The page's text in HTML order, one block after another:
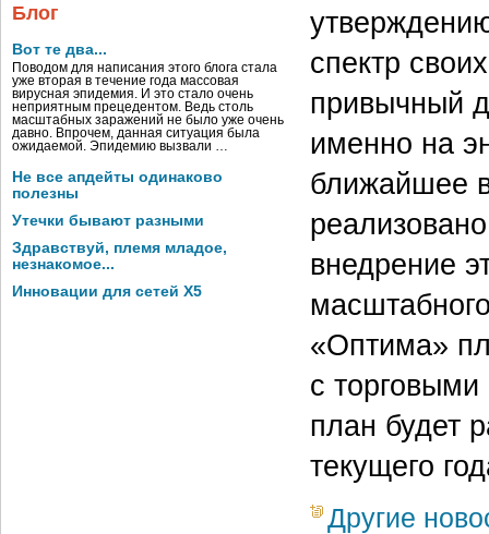
Блог
Вот те два...
Поводом для написания этого блога стала
уже вторая в течение года массовая
вирусная эпидемия. И это стало очень
неприятным прецедентом. Ведь столь
масштабных заражений не было уже очень
давно. Впрочем, данная ситуация была
ожидаемой. Эпидемию вызвали …
Не все апдейты одинаково
полезны
Утечки бывают разными
Здравствуй, племя младое,
незнакомое...
Инновации для сетей X5
спектр
привычный
именно на
ближайшее
внедрение
«Оптима»
с
план будет
текущего
Другие